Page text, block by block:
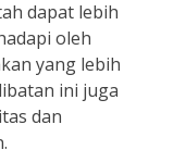
dapat lebih
oleh
yang lebih
ini juga
dan